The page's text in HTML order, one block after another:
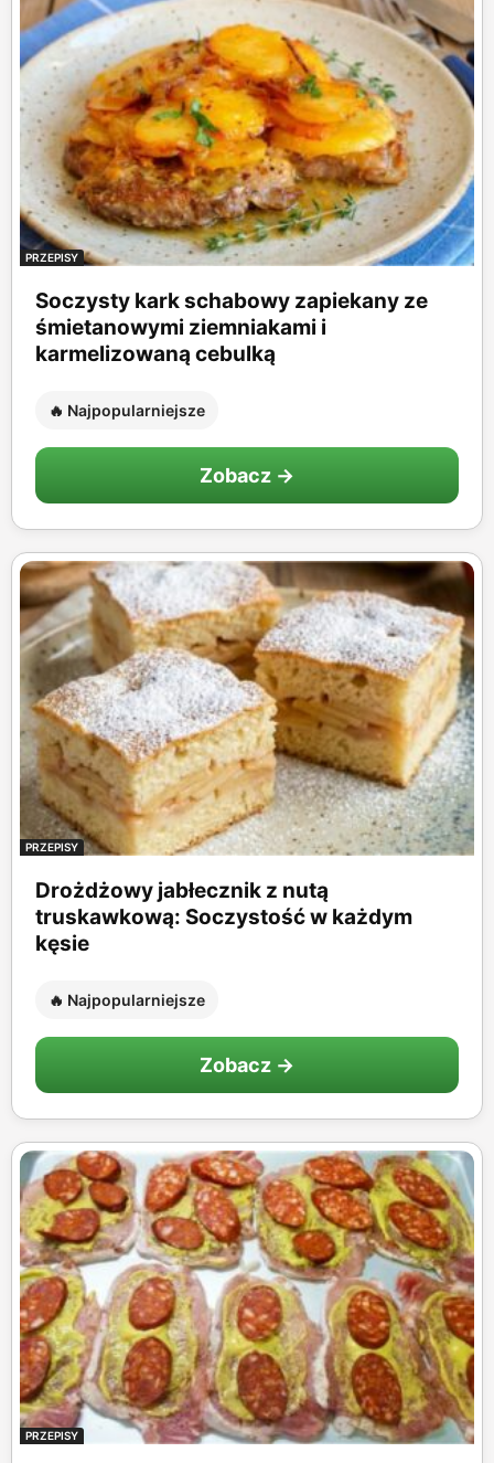
PRZEPISY
Soczysty kark schabowy zapiekany ze
śmietanowymi ziemniakami i
karmelizowaną cebulką
🔥 Najpopularniejsze
Zobacz →
PRZEPISY
Drożdżowy jabłecznik z nutą
truskawkową: Soczystość w każdym
kęsie
🔥 Najpopularniejsze
Zobacz →
PRZEPISY